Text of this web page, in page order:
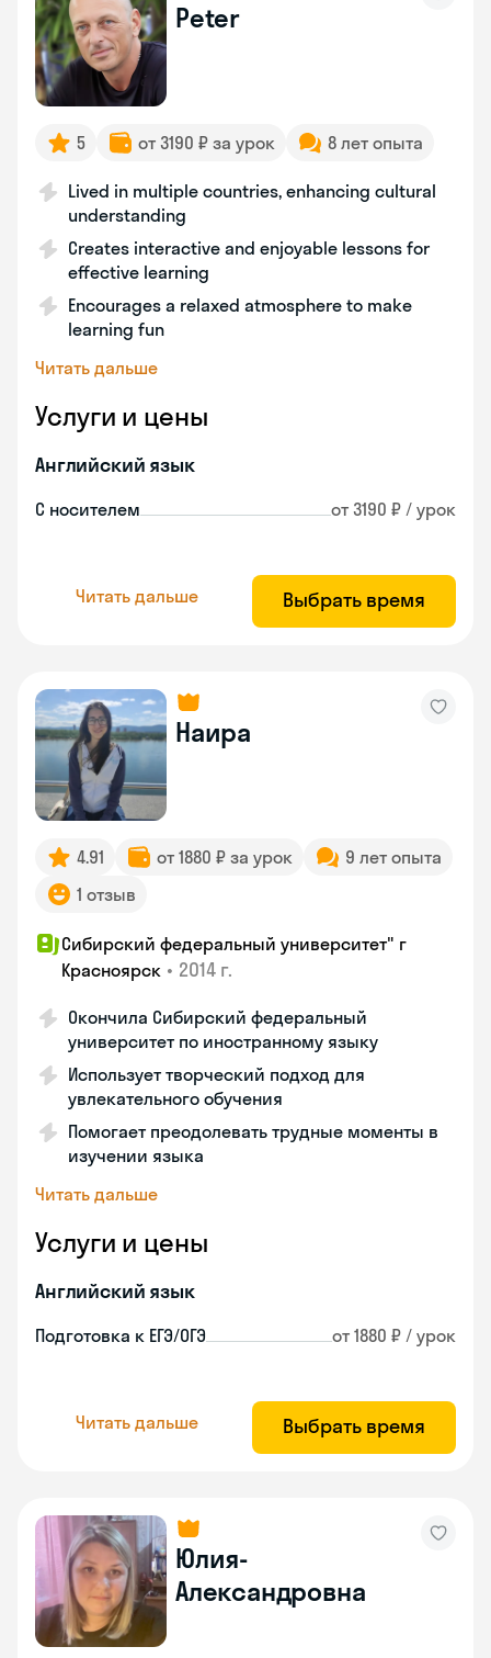
Peter
5 от 3190 ₽ за урок 8 лет опыта
Lived in multiple countries, enhancing cultural
understanding
Creates interactive and enjoyable lessons for
effective learning
Encourages a relaxed atmosphere to make
learning fun
Читать дальше
Услуги и цены
Английский язык
С носителем от 3190 ₽ / урок
Читать дальше Выбрать время
Наира
4.91 от 1880 ₽ за урок
9 лет опыта
1 отзыв
Сибирский федеральный университет" г
Красноярск • 2014 г.
Окончила Сибирский федеральный
университет по иностранному языку
Использует творческий подход для
увлекательного обучения
Помогает преодолевать трудные моменты в
изучении языка
Читать дальше
Услуги и цены
Английский язык
Подготовка к ЕГЭ/ОГЭ от 1880 ₽ / урок
Читать дальше Выбрать время
Юлия-
Александровна